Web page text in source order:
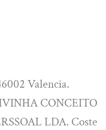
Valencia.
CONCEITO
LDA. Coste